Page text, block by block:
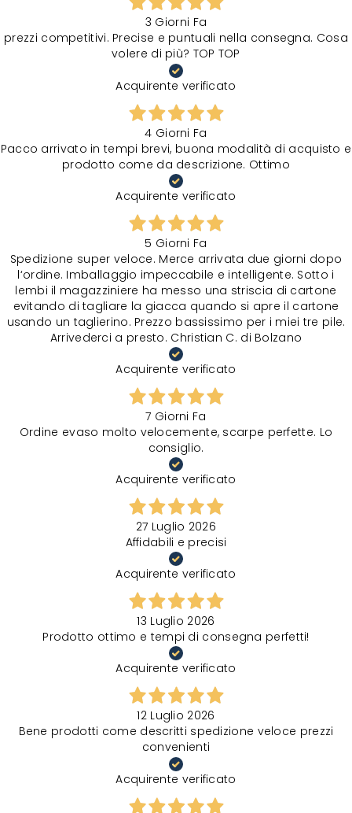
3 Giorni Fa
prezzi competitivi. Precise e puntuali nella consegna. Cosa
volere di più? TOP TOP
Acquirente verificato
4 Giorni Fa
Pacco arrivato in tempi brevi, buona modalità di acquisto e
prodotto come da descrizione. Ottimo
Acquirente verificato
5 Giorni Fa
Spedizione super veloce. Merce arrivata due giorni dopo
l‘ordine. Imballaggio impeccabile e intelligente. Sotto i
lembi il magazziniere ha messo una striscia di cartone
evitando di tagliare la giacca quando si apre il cartone
usando un taglierino. Prezzo bassissimo per i miei tre pile.
Arrivederci a presto. Christian C. di Bolzano
Acquirente verificato
7 Giorni Fa
Ordine evaso molto velocemente, scarpe perfette. Lo
consiglio.
Acquirente verificato
27 Luglio 2026
Affidabili e precisi
Acquirente verificato
13 Luglio 2026
Prodotto ottimo e tempi di consegna perfetti!
Acquirente verificato
12 Luglio 2026
Bene prodotti come descritti spedizione veloce prezzi
convenienti
Acquirente verificato